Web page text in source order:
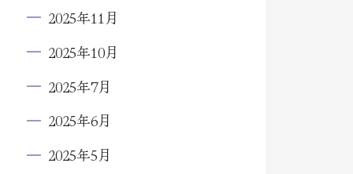
2025年11月
2025年10月
2025年7月
2025年6月
2025年5月